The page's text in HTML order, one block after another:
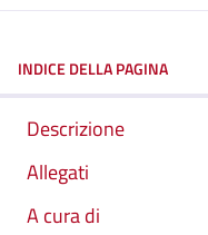
INDICE DELLA PAGINA
Descrizione
Allegati
A cura di